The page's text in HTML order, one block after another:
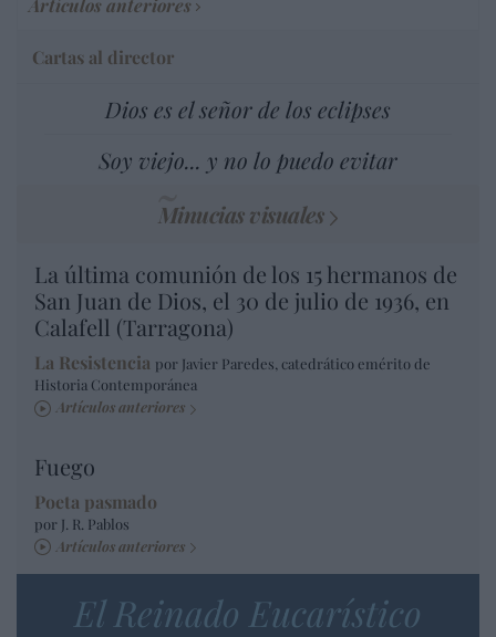
Artículos anteriores
Cartas al director
Dios es el señor de los eclipses
Soy viejo... y no lo puedo evitar
Minucias visuales
La última comunión de los 15 hermanos de
San Juan de Dios, el 30 de julio de 1936, en
Calafell (Tarragona)
La Resistencia por Javier Paredes, catedrático emérito de
Historia Contemporánea
Artículos anteriores
Fuego
Poeta pasmado
por J. R. Pablos
Artículos anteriores
El Reinado Eucarístico